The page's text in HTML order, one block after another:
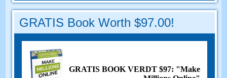
GRATIS Book Worth $97.00!
GRATIS BOOK VERDT $97: "Make